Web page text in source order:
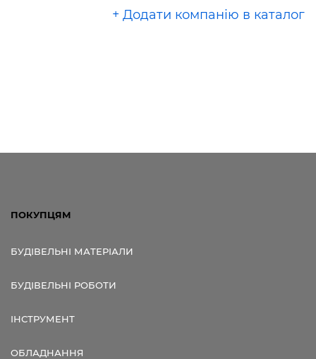
+ Додати компанію в каталог
ПОКУПЦЯМ
БУДІВЕЛЬНІ МАТЕРІАЛИ
БУДІВЕЛЬНІ РОБОТИ
ІНСТРУМЕНТ
ОБЛАДНАННЯ